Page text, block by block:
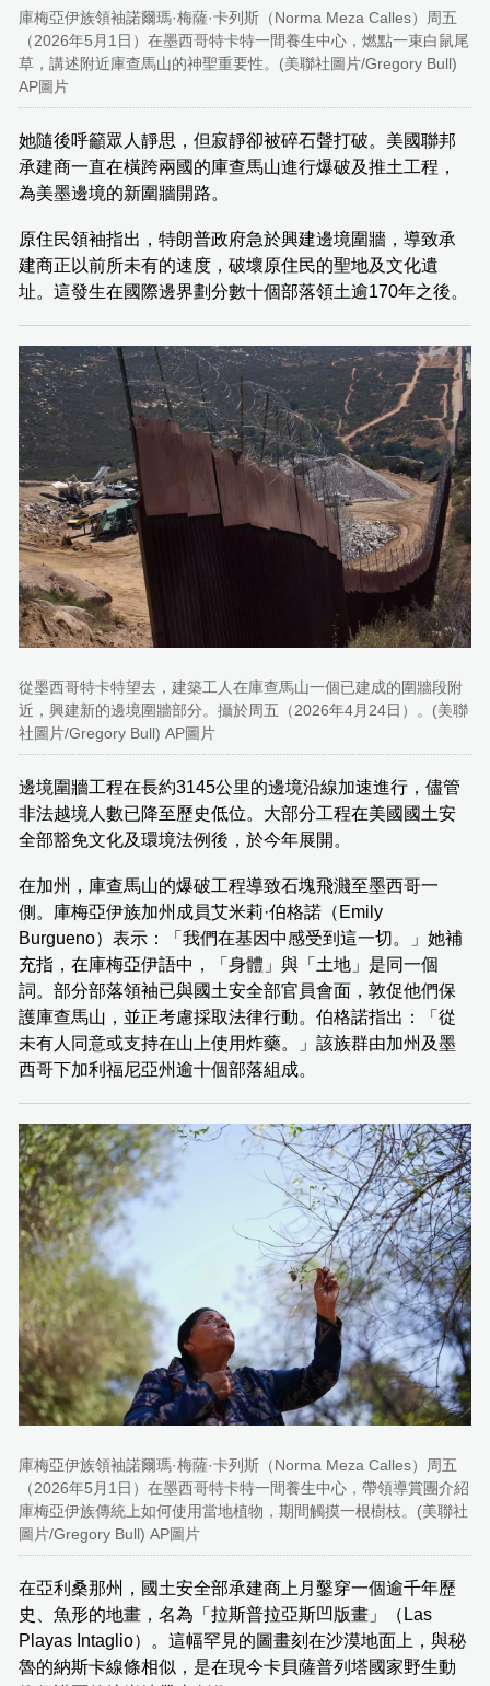
庫梅亞伊族領袖諾爾瑪·梅薩·卡列斯（Norma Meza Calles）周五
（2026年5月1日）在墨西哥特卡特一間養生中心，燃點一束白鼠尾
草，講述附近庫查馬山的神聖重要性。(美聯社圖片/Gregory Bull)
AP圖片
她隨後呼籲眾人靜思，但寂靜卻被碎石聲打破。美國聯邦
承建商一直在橫跨兩國的庫查馬山進行爆破及推土工程，
為美墨邊境的新圍牆開路。
原住民領袖指出，特朗普政府急於興建邊境圍牆，導致承
建商正以前所未有的速度，破壞原住民的聖地及文化遺
址。這發生在國際邊界劃分數十個部落領土逾170年之後。
從墨西哥特卡特望去，建築工人在庫查馬山一個已建成的圍牆段附
近，興建新的邊境圍牆部分。攝於周五（2026年4月24日）。(美聯
社圖片/Gregory Bull) AP圖片
邊境圍牆工程在長約3145公里的邊境沿線加速進行，儘管
非法越境人數已降至歷史低位。大部分工程在美國國土安
全部豁免文化及環境法例後，於今年展開。
在加州，庫查馬山的爆破工程導致石塊飛濺至墨西哥一
側。庫梅亞伊族加州成員艾米莉·伯格諾（Emily
Burgueno）表示：「我們在基因中感受到這一切。」她補
充指，在庫梅亞伊語中，「身體」與「土地」是同一個
詞。部分部落領袖已與國土安全部官員會面，敦促他們保
護庫查馬山，並正考慮採取法律行動。伯格諾指出：「從
未有人同意或支持在山上使用炸藥。」該族群由加州及墨
西哥下加利福尼亞州逾十個部落組成。
庫梅亞伊族領袖諾爾瑪·梅薩·卡列斯（Norma Meza Calles）周五
（2026年5月1日）在墨西哥特卡特一間養生中心，帶領導賞團介紹
庫梅亞伊族傳統上如何使用當地植物，期間觸摸一根樹枝。(美聯社
圖片/Gregory Bull) AP圖片
在亞利桑那州，國土安全部承建商上月鑿穿一個逾千年歷
史、魚形的地畫，名為「拉斯普拉亞斯凹版畫」（Las
Playas Intaglio）。這幅罕見的圖畫刻在沙漠地面上，與秘
魯的納斯卡線條相似，是在現今卡貝薩普列塔國家野生動